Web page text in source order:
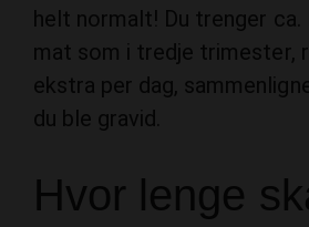
helt normalt! Du trenger ca.
mat som i tredje trimester,
ekstra per dag,
du ble gravid.
Hvor lenge